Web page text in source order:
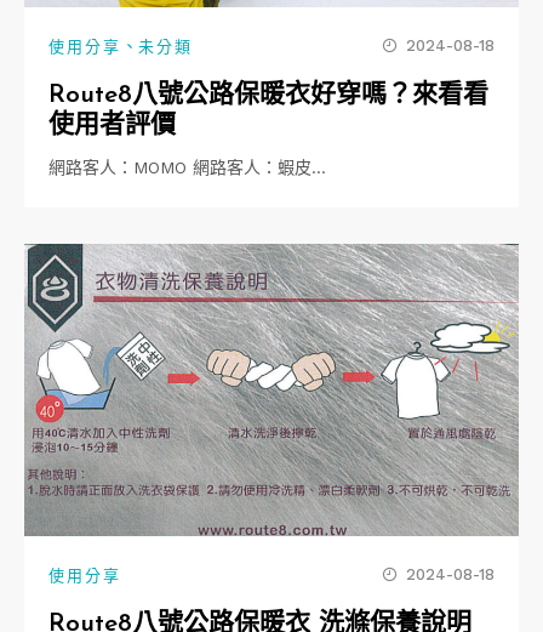
使用分享 、未分類 2024-08-18
Route8八號公路保暖衣好穿嗎？來看看
使用者評價
網路客人：MOMO 網路客人：蝦皮…
使用分享 2024-08-18
Route8八號公路保暖衣 洗滌保養說明